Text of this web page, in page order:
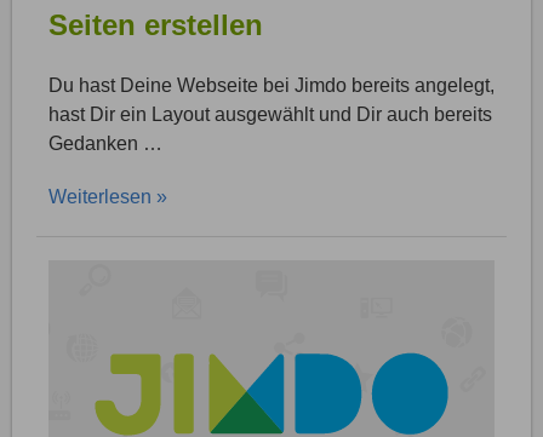
Seiten erstellen
Du hast Deine Webseite bei Jimdo bereits angelegt,
hast Dir ein Layout ausgewählt und Dir auch bereits
Gedanken …
Weiterlesen »